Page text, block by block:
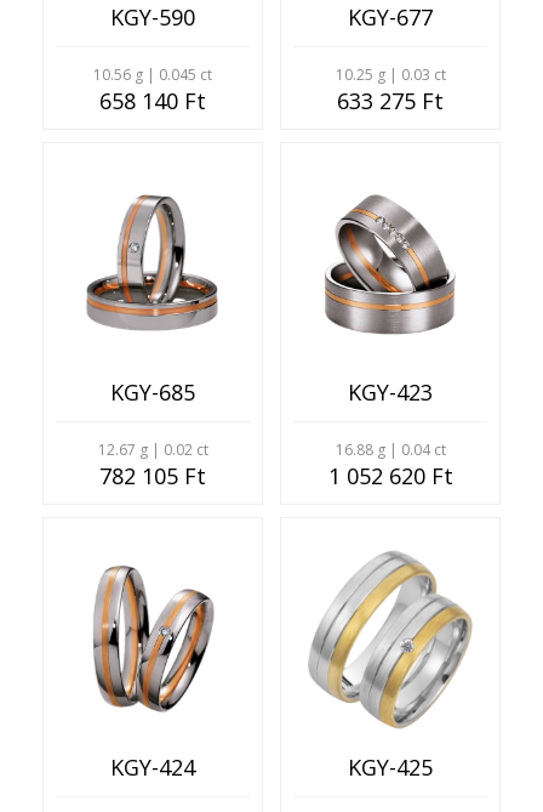
KGY-590
10.56 g | 0.045 ct
658 140 Ft
KGY-677
10.25 g | 0.03 ct
633 275 Ft
KGY-685
12.67 g | 0.02 ct
782 105 Ft
KGY-423
16.88 g | 0.04 ct
1 052 620 Ft
KGY-424 KGY-425